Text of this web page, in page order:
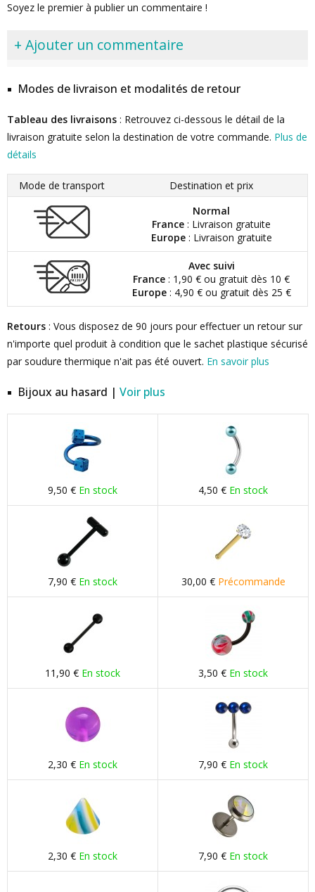
Soyez le premier à publier un commentaire !
+ Ajouter un commentaire
Modes de livraison et modalités de retour
Tableau des livraisons : Retrouvez ci-dessous le détail de la
livraison gratuite selon la destination de votre commande. Plus de
détails
Mode de transport
Destination et prix
Normal
France : Livraison gratuite
Europe: Livraison gratuite
Avec suivi
France : 1,90 € ou gratuit dès 10 €
Europe: 4,90 € ou gratuit dès 25 €
Retours : Vous disposez de 90 jours pour effectuer un retour sur
n'importe quel produit à condition que le sachet plastique sécurisé
par soudure thermique n'ait pas été ouvert. En savoir plus
Bijoux au hasard | Voir plus
9,50 € En stock 4,50 € En stock
7,90 € En stock 30,00 € Précommande
11,90 € En stock 3,50 € En stock
2,30 € En stock 7,90 € En stock
2,30 € En stock 7,90 € En stock